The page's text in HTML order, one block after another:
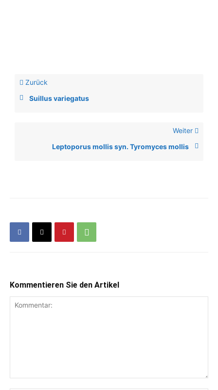
Zurück
Suillus variegatus
Weiter
Leptoporus mollis syn. Tyromyces mollis
Kommentieren Sie den Artikel